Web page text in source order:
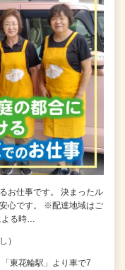
お仕事です。 決まったル
心です。 ※配達地域はご
よる時…
）
東花輪駅」より車で7